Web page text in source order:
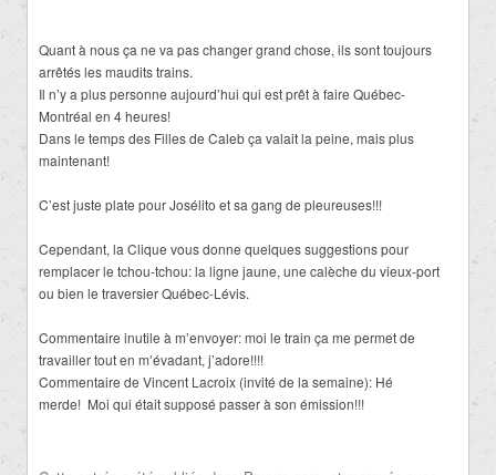
Quant à nous ça ne va pas changer grand chose, ils sont toujours
arrêtés les maudits trains.
Il n’y a plus personne aujourd’hui qui est prêt à faire Québec-
Montréal en 4 heures!
Dans le temps des Filles de Caleb ça valait la peine, mais plus
maintenant!
C’est juste plate pour Josélito et sa gang de pleureuses!!!
Cependant, la Clique vous donne quelques suggestions pour
remplacer le tchou-tchou: la ligne jaune, une calèche du vieux-port
ou bien le traversier Québec-Lévis.
Commentaire inutile à m’envoyer: moi le train ça me permet de
travailler tout en m’évadant, j’adore!!!!
Commentaire de Vincent Lacroix (invité de la semaine): Hé
merde! Moi qui était supposé passer à son émission!!!